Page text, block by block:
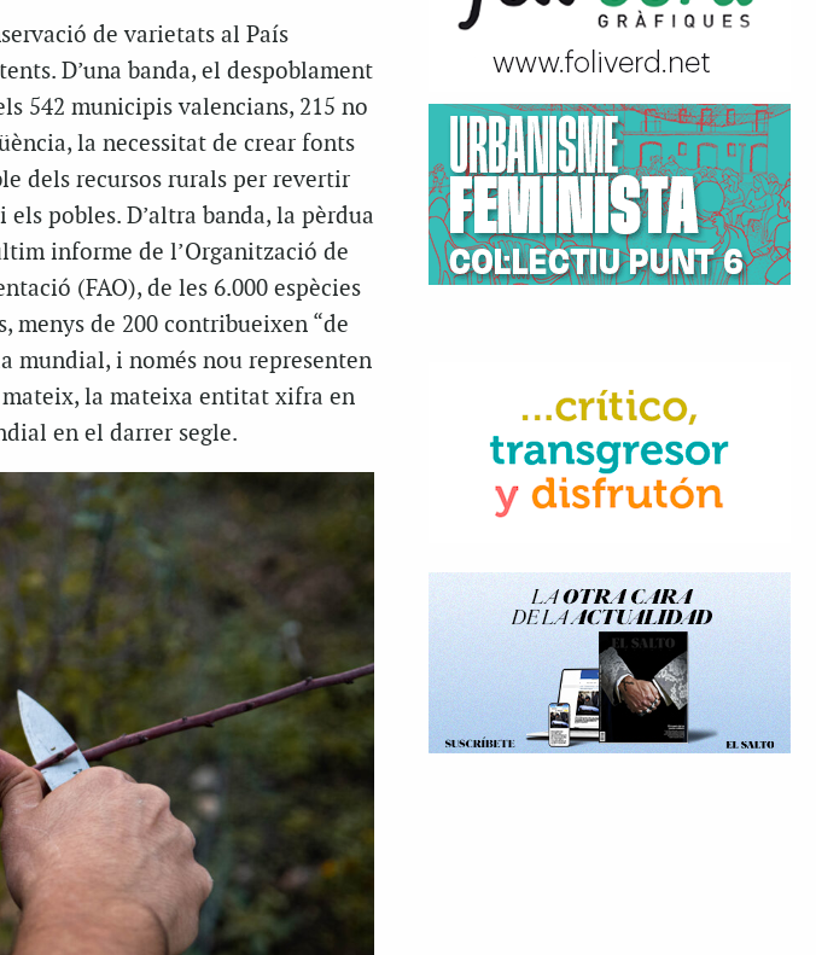
de varietats al País
D’una banda, el despoblament
542 municipis valencians, 215 no
la necessitat de crear fonts
dels recursos rurals per revertir
pobles. D’altra banda, la pèrdua
informe de l’Organització de
(FAO), de les 6.000 espècies
menys de 200 contribueixen “de
mundial, i només nou representen
la mateixa entitat xifra en
en el darrer segle.